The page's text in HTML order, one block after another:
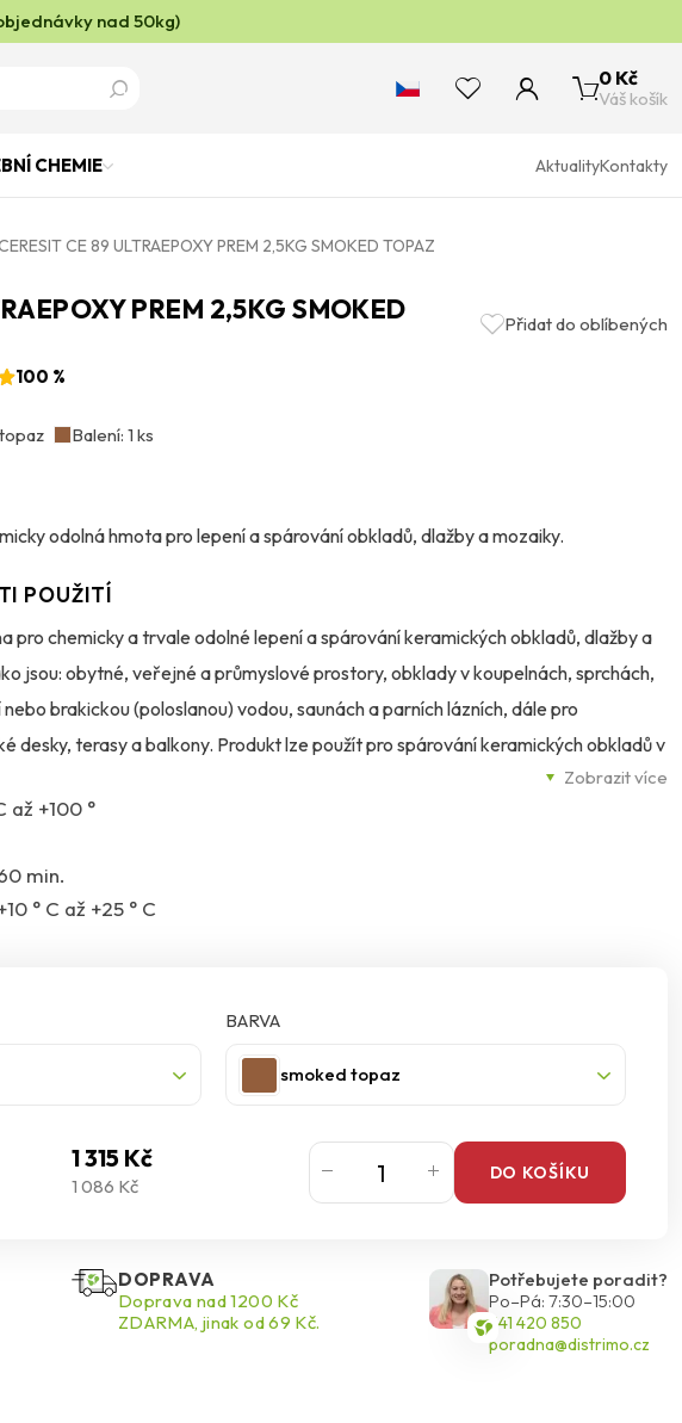
nad 50kg)
0 Kč
Váš košík
CHEMIE AktualityKontakty
CE 89 ULTRAEPOXY PREM 2,5KG SMOKED TOPAZ
PREM 2,5KG SMOKED
Přidat do oblíbených
100 %
Balení: 1 ks
odolná hmota pro lepení a spárování obkladů, dlažby a mozaiky.
Zobrazit více
POUŽITÍ
pro chemicky a trvale odolné lepení a spárování keramických obkladů, dlažby a
jsou: obytné, veřejné a průmyslové prostory, obklady v koupelnách, sprchách,
brakickou (poloslanou) vodou, saunách a parních lázních, dále pro
desky, terasy a balkony. Produkt lze použít pro spárování keramických obkladů v
kontaktu s potravinami, jako jsou: pracovní stoly pro maso, mléčné výrobky
restauracích, pekárnách a cukrárnách. Hmota je vhodná pro lepení a spárování
vystavených agresivním látkám (viz tabulka chemické odolnosti), jako jsou
výrobny obecně. Vhodné pro lepení a spárování mozaiky v
jako CL 50, CL 69.
až +100 °
min.
° C až +25 ° C
BARVA
smoked topaz
1 315 Kč
1 086 Kč
DO KOŠÍKU
DOPRAVA
Doprava nad 1200 Kč
ZDARMA, jinak od 69 Kč.
Potřebujete poradit?
Po–Pá: 7:30–15:00
541 420 850
poradna@distrimo.cz